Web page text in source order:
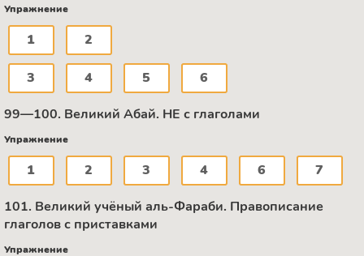
Упражнение
1 2
3 4 5 6
99—100. Великий Абай. НЕ с глаголами
Упражнение
1 2 3 4 6 7
101. Великий учёный аль-Фараби. Правописание
глаголов с приставками
Упражнение